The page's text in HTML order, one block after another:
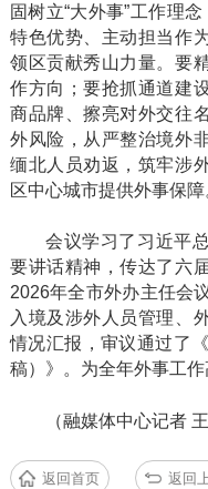
固树立“大外事”工作理
特色优势、主动担当作
领区贡献秀山力量。要
作方向；要抢抓通道建
商品牌、擦亮对外交往
外风险，从严整治境外
缅北人员劝返，筑牢涉
区中心城市提供外事保障
会议学习了习近平
要讲话精神，传达了六
2026年全市外办主任会
入境及涉外人员管理、
情况汇报，审议通过了
稿）》。为全年外事工
（融媒体中心记者
返回首页 返回